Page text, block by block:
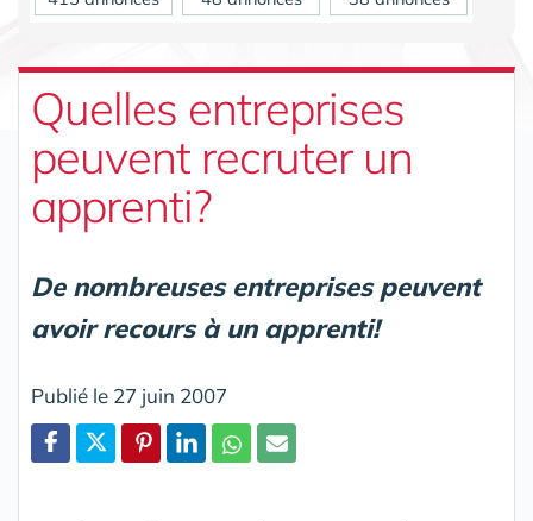
Quelles entreprises
peuvent recruter un
apprenti?
De nombreuses entreprises peuvent
avoir recours à un apprenti!
Publié le 27 juin 2007